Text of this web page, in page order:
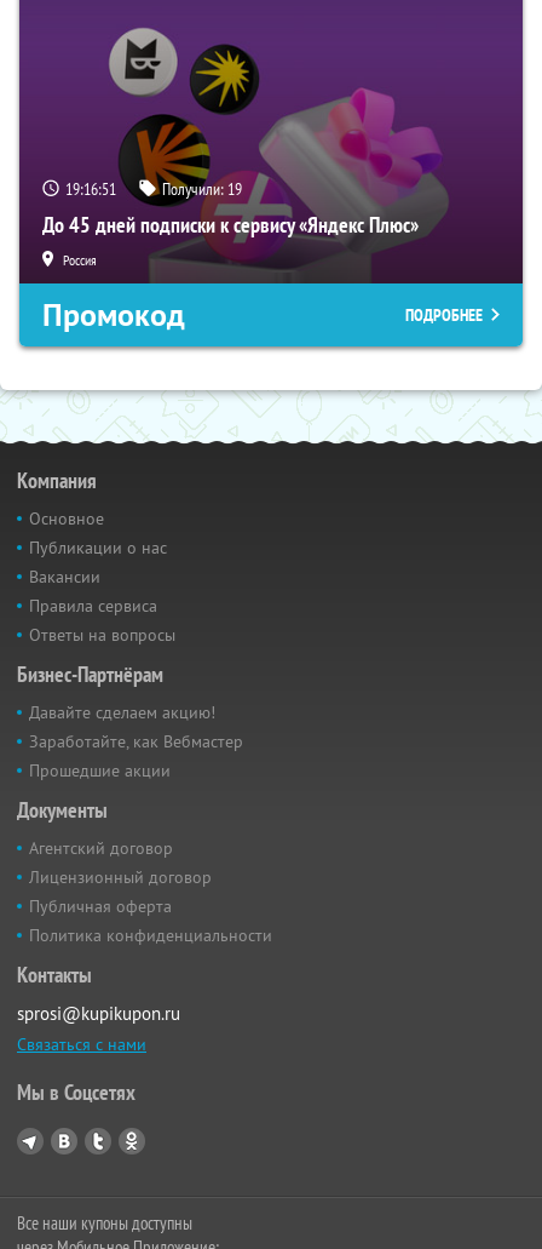
19:16:50 Получили: 19
До 45 дней подписки к сервису «Яндекс Плюс»
Россия
Промокод ПОДРОБНЕЕ
Компания
Основное
Публикации о нас
Вакансии
Правила сервиса
Ответы на вопросы
Бизнес-Партнёрам
Давайте сделаем акцию!
Заработайте, как Вебмастер
Прошедшие акции
Документы
Агентский договор
Лицензионный договор
Публичная оферта
Политика конфиденциальности
Контакты
sprosi@kupikupon.ru
Связаться с нами
Мы в Соцсетях
Все наши купоны доступны